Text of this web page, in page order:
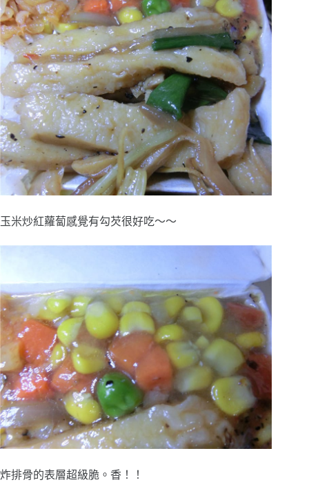
玉米炒紅蘿蔔感覺有勾芡很好吃～～
炸排骨的表層超級脆。香！！